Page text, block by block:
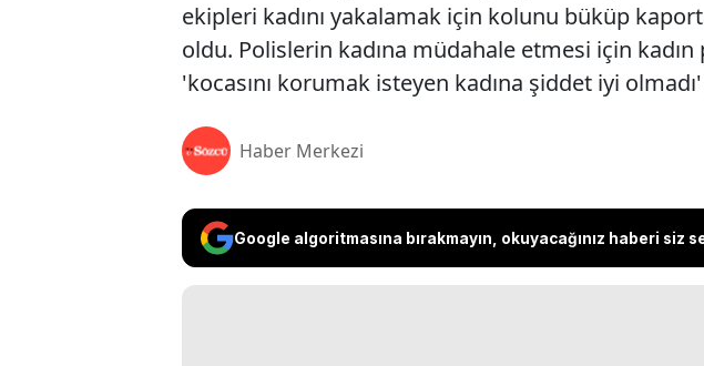
ekipleri kadını yakalamak için kolunu büküp
oldu. Polislerin kadına müdahale etmesi için
'kocasını korumak isteyen kadına şiddet iyi
Haber Merkezi
Google algoritmasına bırakmayın, okuyacağınız haberi siz